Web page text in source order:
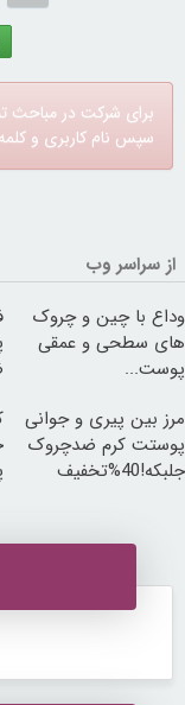
برای شرکت در مباحث
سپس نام کاربری و
از سراسر وب
وداع با چین و چروک
های سطحی و عمقی
پوست...
مرز بین پیری و جوانی
پوستت کرم ضدچروک
جلبکه!40%تخفیف